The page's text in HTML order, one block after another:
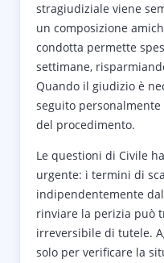
stragiudiziale viene
un composizione
condotta permette
settimane,
Quando il giudizio è
seguito
del procedimento.
Le questioni di Civile
urgente: i termini di
indipendentemente
rinviare la perizia può
irreversibile di tutele.
solo per verificare la